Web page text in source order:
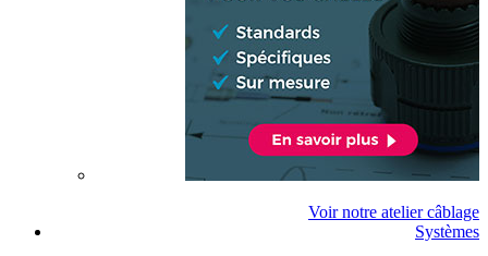
Voir notre atelier câblage
Systèmes